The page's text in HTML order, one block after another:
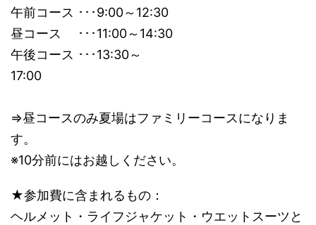
午前コース ･･･9:00～12:30
昼コース ･･･11:00～14:30
午後コース ･･･13:30～
17:00
⇒昼コースのみ夏場はファミリーコースになりま
す。
※10分前にはお越しください。
★参加費に含まれるもの：
ヘルメット・ライフジャケット・ウエットスーツと